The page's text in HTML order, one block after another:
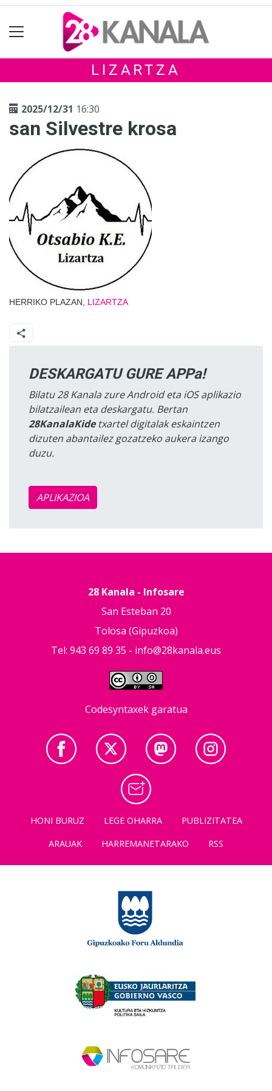
LIZARTZA
2025/12/31 16:30
san Silvestre krosa
HERRIKO PLAZAN, LIZARTZA
DESKARGATU GURE APPa!
Bilatu 28 Kanala zure Android eta iOS aplikazio
bilatzailean eta deskargatu. Bertan
28KanalaKidetxartel digitalak eskaintzen
dizuten abantailez gozatzeko aukera izango
duzu.
APLIKAZIOA
28 Kanala - Infosare
San Esteban 20
Tolosa (Gipuzkoa)
Tel: 943 69 89 35 - info@28kanala.eus
Codesyntaxek garatua
HONI BURUZ LEGE OHARRA
PUBLIZITATEA
ARAUAK
HARREMANETARAKO RSS